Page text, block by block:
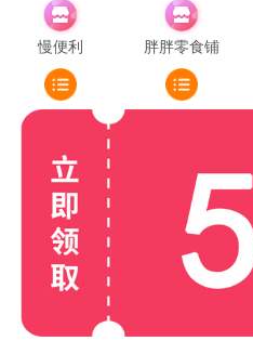
慢便利 胖胖零食铺